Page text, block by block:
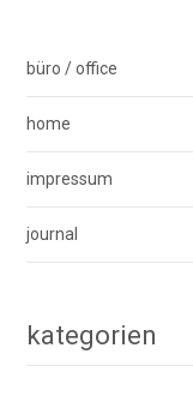
büro / office
home
impressum
journal
kategorien